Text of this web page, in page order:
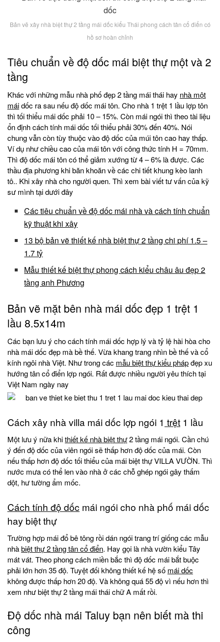
Bản vẽ xây nhà biệt thự 2 tầng mái dốc kiểu Thái phong cách tân cổ điển có
hồ sơ hoàn chỉnh
Tiêu chuẩn về độ dốc mái biệt thự một và 2
tầng
Khác với những mẫu nhà phố đẹp 2 tầng mái thái hay nhà một
máidốc ra sau nếu độ dốc mái tôn. Cho nhà 1 trệt 1 lầu lợp tôn
thì tối thiểu mái dốc phải 10 – 15%. Còn mái ngói thì theo tài liệu
ổn định cách tính mái dốc tối thiểu phải 30% đến 40%. Nói
chung vẫn còn tùy thuộc vào độ dốc của múi tôn cao hay thấp.
Ví dụ như chiều cao của mái tôn với công thức tính H = 70mm.
Thì độ dốc mái tôn có thể giảm xướng từ 4 – 6% là được. Các
thầu địa phương khi băn khoăn về các chi tiết khung kèo lanh
tô.. Khi xây nhà cho người quen. Thì xem bài viết tư vấn của kỹ
sư mình tại dưới đây
Các tiêu chuẩn về độ dốc mái nhà và cách tính chuẩn
kỹ thuật khi xây
13 bộ bản vẽ thiết kế nhà biệt thự 2 tầng chi phí 1.5 –
1.7 tỷ
Mẫu thiết kế biệt thự phong cách kiểu châu âu đẹp 2
tầng anh Phương
Bản vẽ mặt bên nhà mái dốc đẹp 1 trệt 1
lầu 8.5x14m
Các bạn lưu ý cho cách tính mái dốc hợp lý và tỷ lệ hài hòa cho
nhà mái dốc đẹp mà bề thế. Vừa khang trang nhìn bề thế và cổ
kính ngôi nhà Việt. Như trong các mẫu biệt thự kiểu phápđẹp xu
hướng tân cổ điển lợp ngói. Rất được nhiều người yêu thích tại
Việt Nam ngày nay
Cách xây nhà villa mái dốc lợp ngói 1 trệt 1 lầu
Một lưu ý nữa khithiết kế nhà biệt thự2 tầng mái ngói. Cần chú
ý đến độ dốc của viên ngói sẽ thấp hơn độ dốc của mái. Còn
nếu thấp hơn độ dốc tối thiểu của mái biệt thự VILLA VƯỜN. Thì
nước mưa có thể len vào nhà ở các chỗ ghép ngói gây thấm
dột, hư tường ẩm mốc.
Cách tính độ dốc mái ngói cho nhà phố mái dốc
hay biệt thự
Trường hợp mái đổ bê tông rồi dán ngói trang trí giống các mẫu
nhàbiệt thự 2 tầng tân cổ điển. Hay gọi là nhà vườn kiểu Tây
mát vát. Theo phong cách miền bắc thì độ dốc mái bắt buộc
phải lớn hơn 35 độ. Tuyệt đối không thiết kế hệ số mái dốc
không được thấp hơn 20 độ. Và không quá 55 độ vì nếu hơn thì
xem như biệt thự 2 tầng mái thái chữ A mất rồi.
Độ dốc nhà mái Taluy bạn nên biết mà thi
công